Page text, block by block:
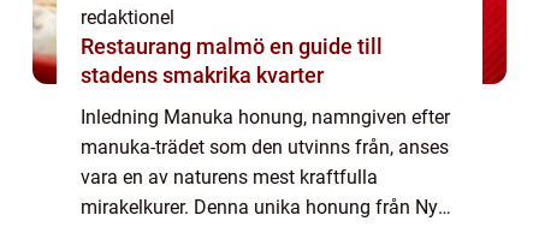
redaktionel
Restaurang malmö en guide till
stadens smakrika kvarter
Inledning Manuka honung, namngiven efter
manuka-trädet som den utvinns från, anses
vara en av naturens mest kraftfulla
mirakelkurer. Denna unika honung från Nya